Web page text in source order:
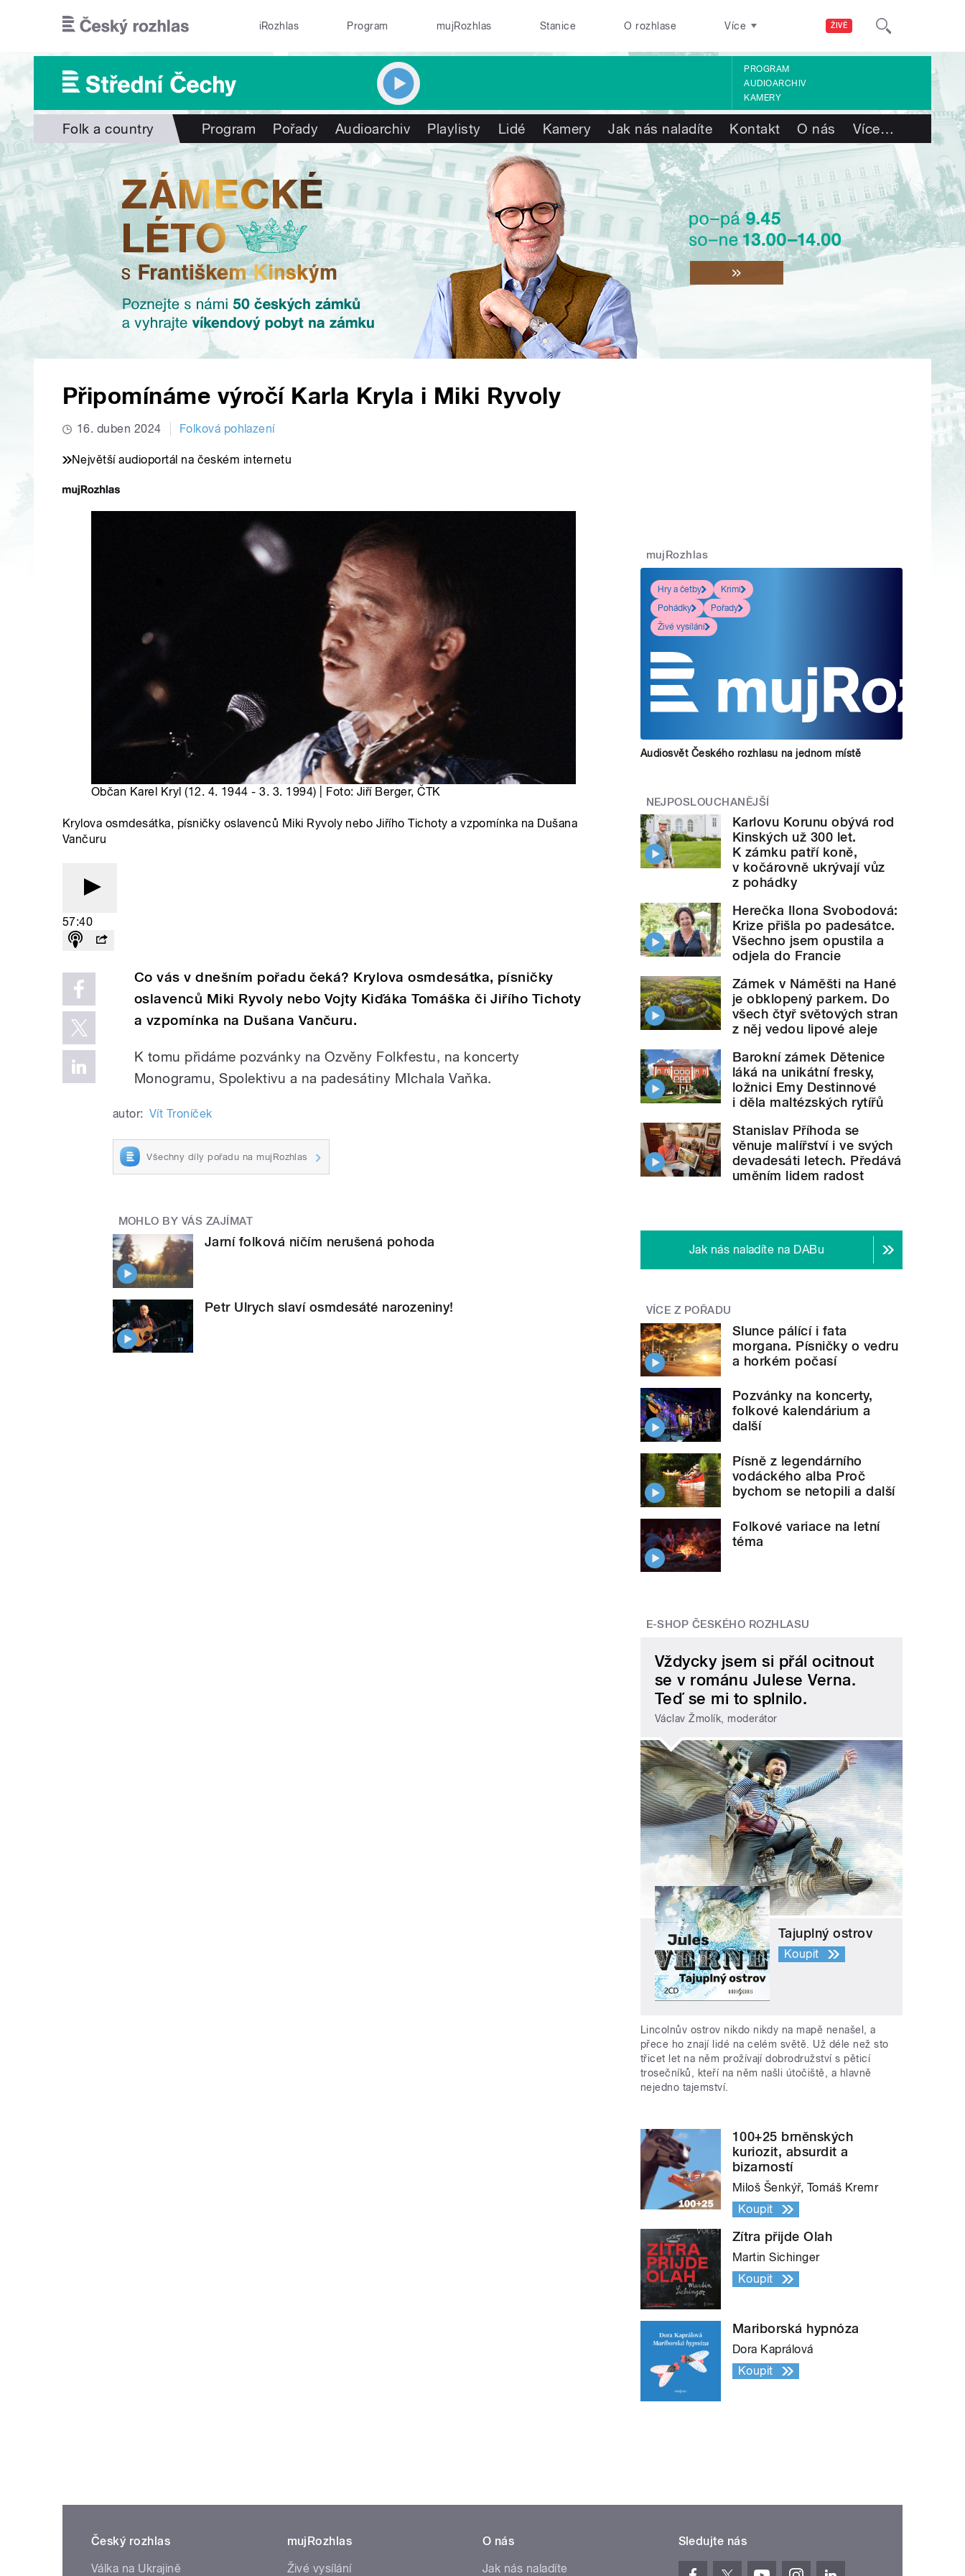
ŽIVĚ
iRozhlas Program mujRozhlas Stanice O rozhlase Více
PROGRAM
AUDIOARCHIV
KAMERY
Folk a country Program Pořady Audioarchiv Playlisty Lidé Kamery Jak nás naladíte Kontakt O nás Více…
Připomínáme výročí Karla Kryla i Miki Ryvoly
16. duben 2024 Folková pohlazení
Největší audioportál na českém internetu
Občan Karel Kryl (12. 4. 1944 - 3. 3. 1994) | Foto: Jiří Berger, ČTK
Krylova osmdesátka, písničky oslavenců Miki Ryvoly nebo Jiřího Tichoty a vzpomínka na Dušana
Vančuru
57:40
Co vás v dnešním pořadu čeká? Krylova osmdesátka, písničky
oslavenců Miki Ryvoly nebo Vojty Kiďáka Tomáška či Jiřího Tichoty
a vzpomínka na Dušana Vančuru.
K tomu přidáme pozvánky na Ozvěny Folkfestu, na koncerty
Monogramu, Spolektivu a na padesátiny MIchala Vaňka.
autor: Vít Troníček
Všechny díly pořadu na mujRozhlas
MOHLO BY VÁS ZAJÍMAT
Jarní folková ničím nerušená pohoda
Petr Ulrych slaví osmdesáté narozeniny!
mujRozhlas
Hry a četby
Krimi
Pohádky
Pořady
Živé vysílání
Audiosvět Českého rozhlasu na jednom místě
NEJPOSLOUCHANĚJŠÍ
Karlovu Korunu obývá rod
Kinských už 300 let.
K zámku patří koně,
v kočárovně ukrývají vůz
z pohádky
Herečka Ilona Svobodová:
Krize přišla po padesátce.
Všechno jsem opustila a
odjela do Francie
Zámek v Náměšti na Hané
je obklopený parkem. Do
všech čtyř světových stran
z něj vedou lipové aleje
Barokní zámek Dětenice
láká na unikátní fresky,
ložnici Emy Destinnové
i děla maltézských rytířů
Stanislav Příhoda se
věnuje malířství i ve svých
devadesáti letech. Předává
uměním lidem radost
Jak nás naladíte na DABu
VÍCE Z POŘADU
Slunce pálící i fata
morgana. Písničky o vedru
a horkém počasí
Pozvánky na koncerty,
folkové kalendárium a
další
Písně z legendárního
vodáckého alba Proč
bychom se netopili a další
Folkové variace na letní
téma
E-SHOP ČESKÉHO ROZHLASU
Vždycky jsem si přál ocitnout
se v románu Julese Verna.
Teď se mi to splnilo.
Václav Žmolík, moderátor
Tajuplný ostrov
Koupit
Lincolnův ostrov nikdo nikdy na mapě nenašel, a
přece ho znají lidé na celém světě. Už déle než sto
třicet let na něm prožívají dobrodružství s pěticí
trosečníků, kteří na něm našli útočiště, a hlavně
nejedno tajemství.
100+25 brněnských
kuriozit, absurdit a
bizarností
Miloš Šenkýř, Tomáš Kremr
Koupit
Zítra přijde Olah
Martin Sichinger
Koupit
Mariborská hypnóza
Dora Kaprálová
Koupit
Český rozhlas
Válka na Ukrajině
mujRozhlas
Živé vysílání
O nás
Jak nás naladíte
Sledujte nás